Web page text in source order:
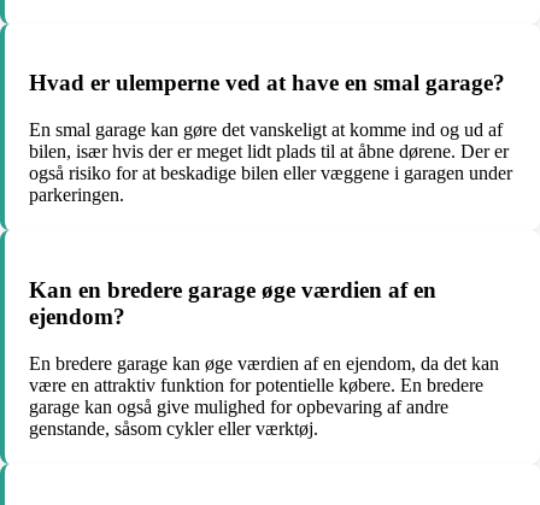
Hvad er ulemperne ved at have en smal garage?
En smal garage kan gøre det vanskeligt at komme ind og ud af
bilen, især hvis der er meget lidt plads til at åbne dørene. Der er
også risiko for at beskadige bilen eller væggene i garagen under
parkeringen.
Kan en bredere garage øge værdien af en
ejendom?
En bredere garage kan øge værdien af en ejendom, da det kan
være en attraktiv funktion for potentielle købere. En bredere
garage kan også give mulighed for opbevaring af andre
genstande, såsom cykler eller værktøj.